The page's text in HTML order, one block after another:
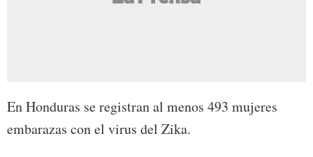
En Honduras se registran al menos 493 mujeres
embarazas con el virus del Zika.